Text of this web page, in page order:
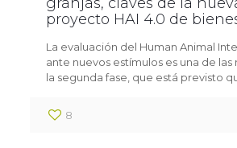
proyecto HAI 4.0 de
La evaluación del Human Animal
ante nuevos estímulos es una de
la segunda fase, que está previsto
8